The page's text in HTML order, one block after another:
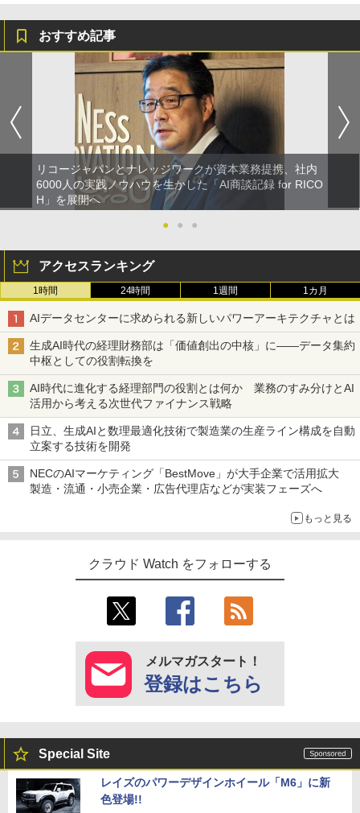
おすすめ記事
リコージャパンとナレッジワークが資本業務提携、社内
6000人の実践ノウハウを生かした「AI商談記録 for RICO
H」を展開へ
●
● ●
アクセスランキング
1時間 24時間 1週間 1カ月
AIデータセンターに求められる新しいパワーアーキテクチャとは
生成AI時代の経理財務部は「価値創出の中核」に――データ集約
中枢としての役割転換を
AI時代に進化する経理部門の役割とは何か 業務のすみ分けとAI
活用から考える次世代ファイナンス戦略
日立、生成AIと数理最適化技術で製造業の生産ライン構成を自動
立案する技術を開発
NECのAIマーケティング「BestMove」が大手企業で活用拡大
製造・流通・小売企業・広告代理店などが実装フェーズへ
もっと見る
クラウド Watch をフォローする
メルマガスタート！
登録はこちら
Special Site
レイズのパワーデザインホイール「M6」に新
色登場!!